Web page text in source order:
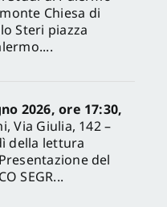
Chiesa di
Steri piazza
2026, ore 17:30,
Via Giulia, 142 –
della lettura
del
SEGR...